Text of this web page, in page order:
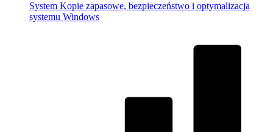
System Kopie zapasowe, bezpieczeństwo i optymalizacja
systemu Windows